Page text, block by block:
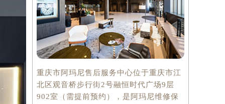
重庆市阿玛尼售后服务中心位于重庆市江
北区观音桥步行街2号融恒时代广场9层
902室（需提前预约），是阿玛尼维修保